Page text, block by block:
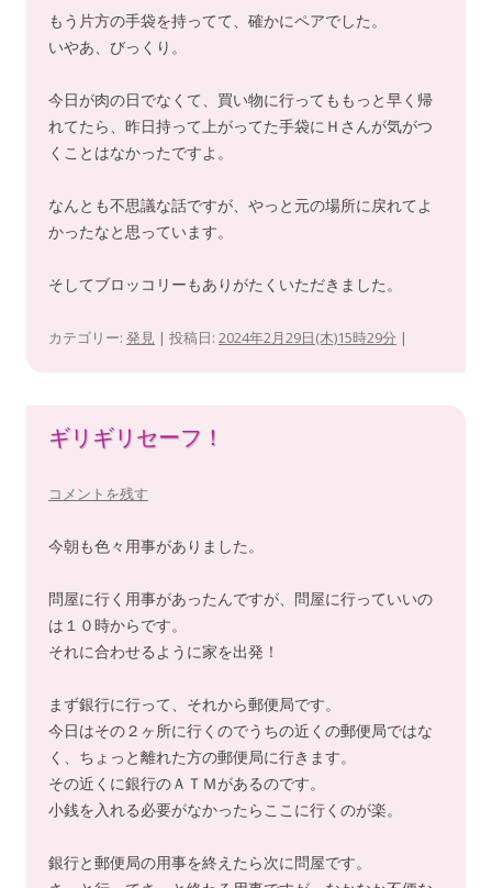
もう片方の手袋を持ってて、確かにペアでした。
いやあ、びっくり。
今日が肉の日でなくて、買い物に行ってももっと早く帰
れてたら、昨日持って上がってた手袋にＨさんが気がつ
くことはなかったですよ。
なんとも不思議な話ですが、やっと元の場所に戻れてよ
かったなと思っています。
そしてブロッコリーもありがたくいただきました。
カテゴリー: 発見 | 投稿日: 2024年2月29日(木)15時29分 |
ギリギリセーフ！
コメントを残す
今朝も色々用事がありました。
問屋に行く用事があったんですが、問屋に行っていいの
は１０時からです。
それに合わせるように家を出発！
まず銀行に行って、それから郵便局です。
今日はその２ヶ所に行くのでうちの近くの郵便局ではな
く、ちょっと離れた方の郵便局に行きます。
その近くに銀行のＡＴＭがあるのです。
小銭を入れる必要がなかったらここに行くのが楽。
銀行と郵便局の用事を終えたら次に問屋です。